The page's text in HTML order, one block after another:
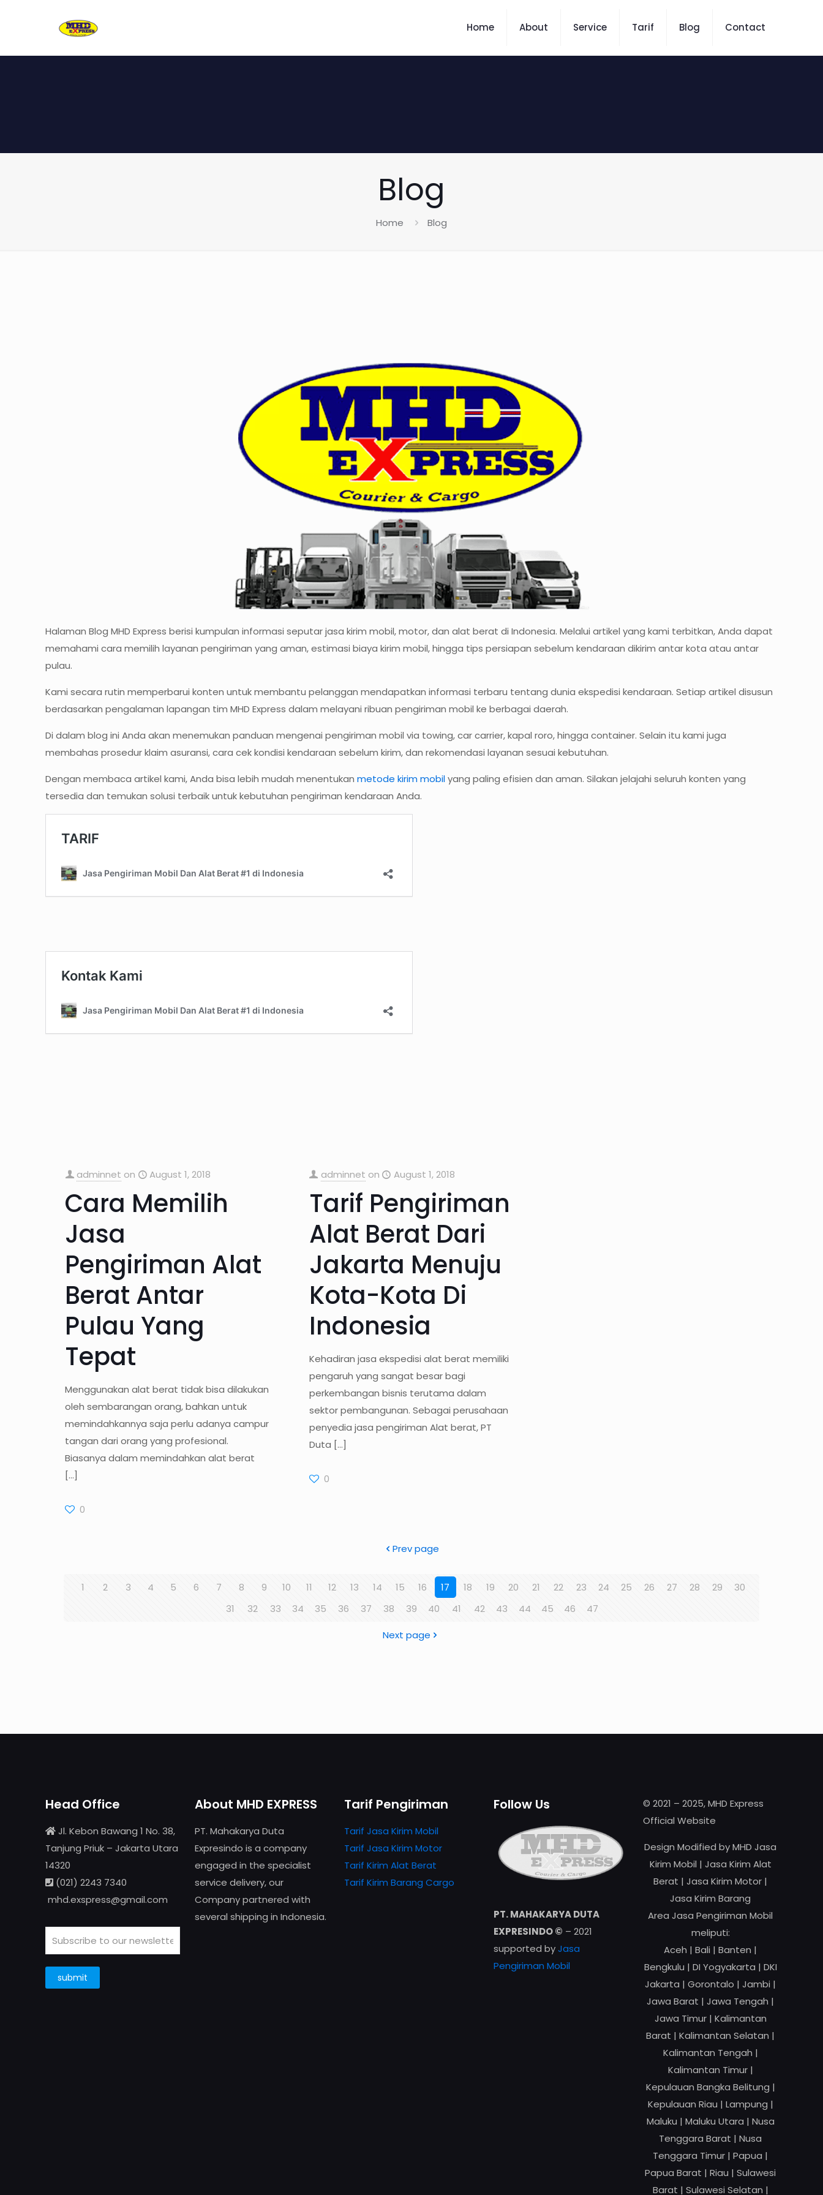
Home About Service Tarif Blog Contact
Blog
Home Blog
Halaman Blog MHD Express berisi kumpulan informasi seputar jasa kirim mobil, motor, dan alat berat di Indonesia. Melalui artikel yang kami terbitkan, Anda dapat
memahami cara memilih layanan pengiriman yang aman, estimasi biaya kirim mobil, hingga tips persiapan sebelum kendaraan dikirim antar kota atau antar
pulau.
Kami secara rutin memperbarui konten untuk membantu pelanggan mendapatkan informasi terbaru tentang dunia ekspedisi kendaraan. Setiap artikel disusun
berdasarkan pengalaman lapangan tim MHD Express dalam melayani ribuan pengiriman mobil ke berbagai daerah.
Di dalam blog ini Anda akan menemukan panduan mengenai pengiriman mobil via towing, car carrier, kapal roro, hingga container. Selain itu kami juga
membahas prosedur klaim asuransi, cara cek kondisi kendaraan sebelum kirim, dan rekomendasi layanan sesuai kebutuhan.
Dengan membaca artikel kami, Anda bisa lebih mudah menentukanmetode kirim mobilyang paling efisien dan aman. Silakan jelajahi seluruh konten yang
tersedia dan temukan solusi terbaik untuk kebutuhan pengiriman kendaraan Anda.
adminnet on August 1, 2018
Cara Memilih
Jasa
Pengiriman Alat
Berat Antar
Pulau Yang
Tepat
Menggunakan alat berat tidak bisa dilakukan
oleh sembarangan orang, bahkan untuk
memindahkannya saja perlu adanya campur
tangan dari orang yang profesional.
Biasanya dalam memindahkan alat berat
[…]
0
adminnet on August 1, 2018
Tarif Pengiriman
Alat Berat Dari
Jakarta Menuju
Kota-Kota Di
Indonesia
Kehadiran jasa ekspedisi alat berat memiliki
pengaruh yang sangat besar bagi
perkembangan bisnis terutama dalam
sektor pembangunan. Sebagai perusahaan
penyedia jasa pengiriman Alat berat, PT
Duta […]
0
Prev page
1 2 3 4 5 6 7 8 9 10 11 12 13 14 15 16 17 18 19 20 21 22 23 24 25 26 27 28 29
30
31
32 33 34 35 36 37 38 39 40 41 42 43 44 45 46 47
Next page
Head Office
Jl. Kebon Bawang 1 No. 38,
Tanjung Priuk – Jakarta Utara
14320
(021) 2243 7340
mhd.exspress@gmail.com
About MHD EXPRESS
PT. Mahakarya Duta
Expresindo is a company
engaged in the specialist
service delivery, our
Company partnered with
several shipping in Indonesia.
Tarif Pengiriman
Tarif Jasa Kirim Mobil
Tarif Jasa Kirim Motor
Tarif Kirim Alat Berat
Tarif Kirim Barang Cargo
Follow Us
PT. MAHAKARYA DUTA
EXPRESINDO © – 2021
supported byJasa
Pengiriman Mobil
© 2021 – 2025, MHD Express
Official Website
Design Modified by MHD Jasa
Kirim Mobil | Jasa Kirim Alat
Berat | Jasa Kirim Motor |
Jasa Kirim Barang
Area Jasa Pengiriman Mobil
meliputi:
Aceh | Bali | Banten |
Bengkulu | DI Yogyakarta | DKI
Jakarta | Gorontalo | Jambi |
Jawa Barat | Jawa Tengah |
Jawa Timur | Kalimantan
Barat | Kalimantan Selatan |
Kalimantan Tengah |
Kalimantan Timur |
Kepulauan Bangka Belitung |
Kepulauan Riau | Lampung |
Maluku | Maluku Utara | Nusa
Tenggara Barat | Nusa
Tenggara Timur | Papua |
Papua Barat | Riau | Sulawesi
Barat | Sulawesi Selatan |